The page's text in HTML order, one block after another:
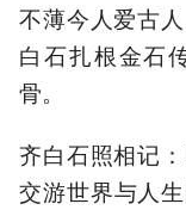
不薄今人爱古
白石扎根金石
骨。
齐白石照相记
交游世界与人